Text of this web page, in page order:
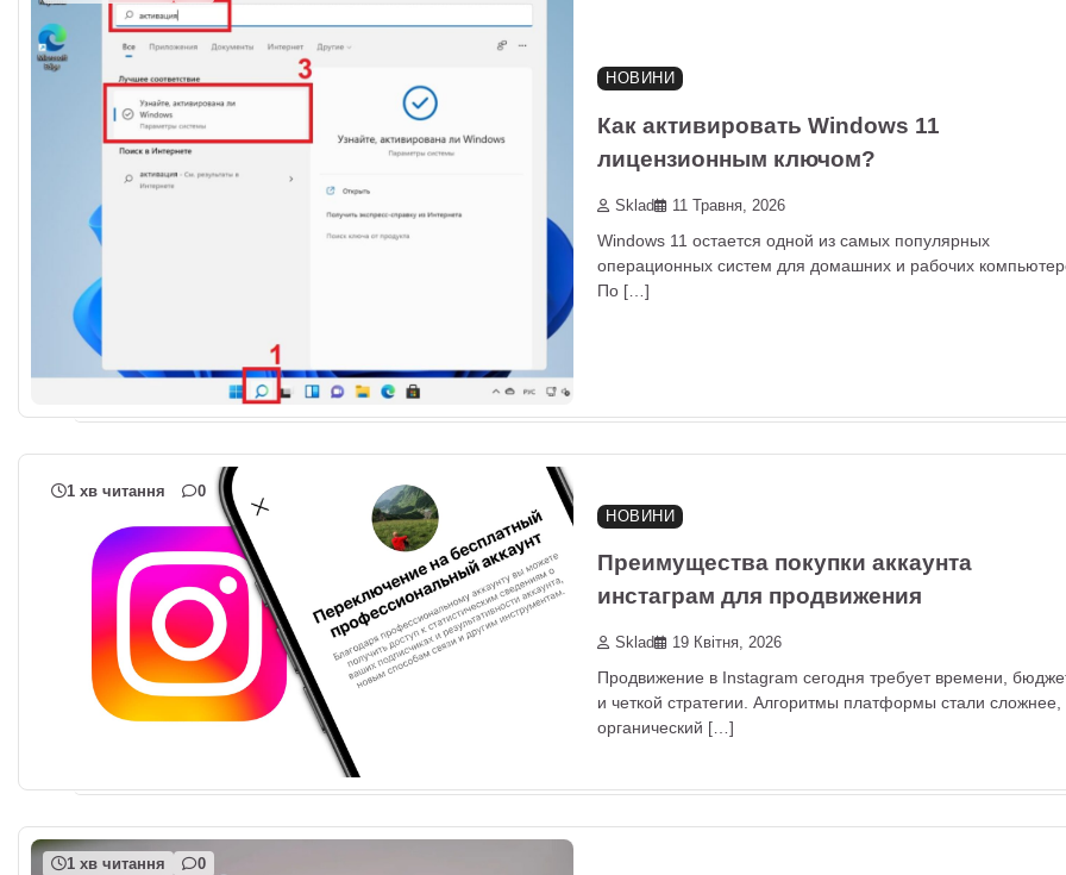
НОВИНИ
Как активировать Windows 11
лицензионным ключом?
Sklad 11 Травня, 2026
Windows 11 остается одной из самых популярных
операционных систем для домашних и рабочих
По […]
1 хв читання
0
НОВИНИ
Преимущества покупки аккаунта
инстаграм для продвижения
Sklad 19 Квітня, 2026
Продвижение в Instagram сегодня требует времени,
и четкой стратегии. Алгоритмы платформы стали сложнее,
органический […]
1 хв читання 0